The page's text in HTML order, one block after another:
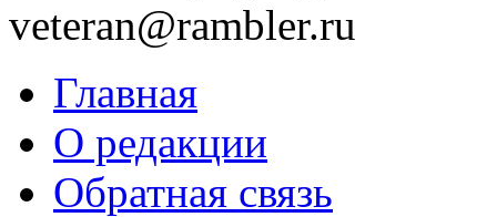
veteran@rambler.ru
Главная
О редакции
Обратная связь